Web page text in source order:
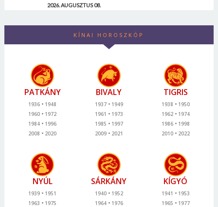
2026. AUGUSZTUS 08.
KÍNAI HOROSZKÓP
PATKÁNY
1936
1948
1960
1972
1984
1996
2008
2020
BIVALY
1937
1949
1961
1973
1985
1997
2009
2021
TIGRIS
1938
1950
1962
1974
1986
1998
2010
2022
NYÚL
1939
1951
1963
1975
SÁRKÁNY
1940
1952
1964
1976
KÍGYÓ
1941
1953
1965
1977